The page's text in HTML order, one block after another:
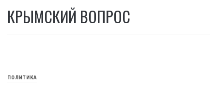
КРЫМСКИЙ ВОПРОС
ПОЛИТИКА